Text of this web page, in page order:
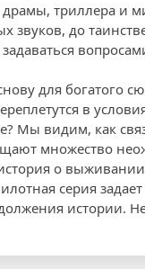
триллера и
звуков, до
для богатого
в
Мы видим, как
множество
о
серия задает
истории. Не